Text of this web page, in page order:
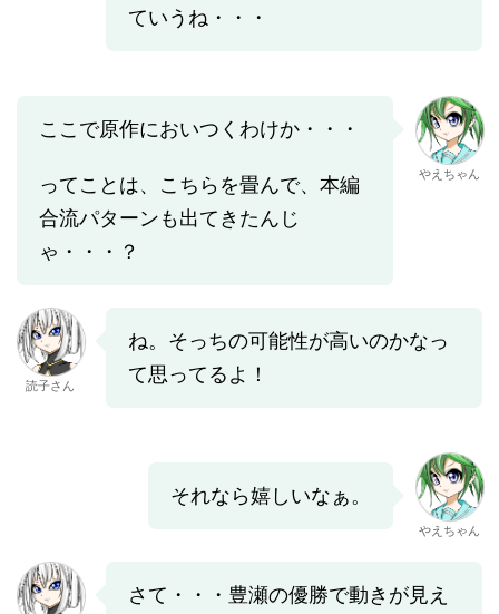
ていうね・・・
ここで原作においつくわけか・・・
ってことは、こちらを畳んで、本編
合流パターンも出てきたんじ
ゃ・・・？
やえちゃん
読子さん
ね。そっちの可能性が高いのかなっ
て思ってるよ！
それなら嬉しいなぁ。
やえちゃん
さて・・・豊瀬の優勝で動きが見え